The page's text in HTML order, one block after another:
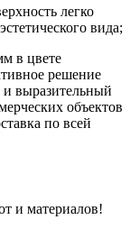
легко
вида;
в цвете
решение
и выразительный
объектов
по всей
и материалов!